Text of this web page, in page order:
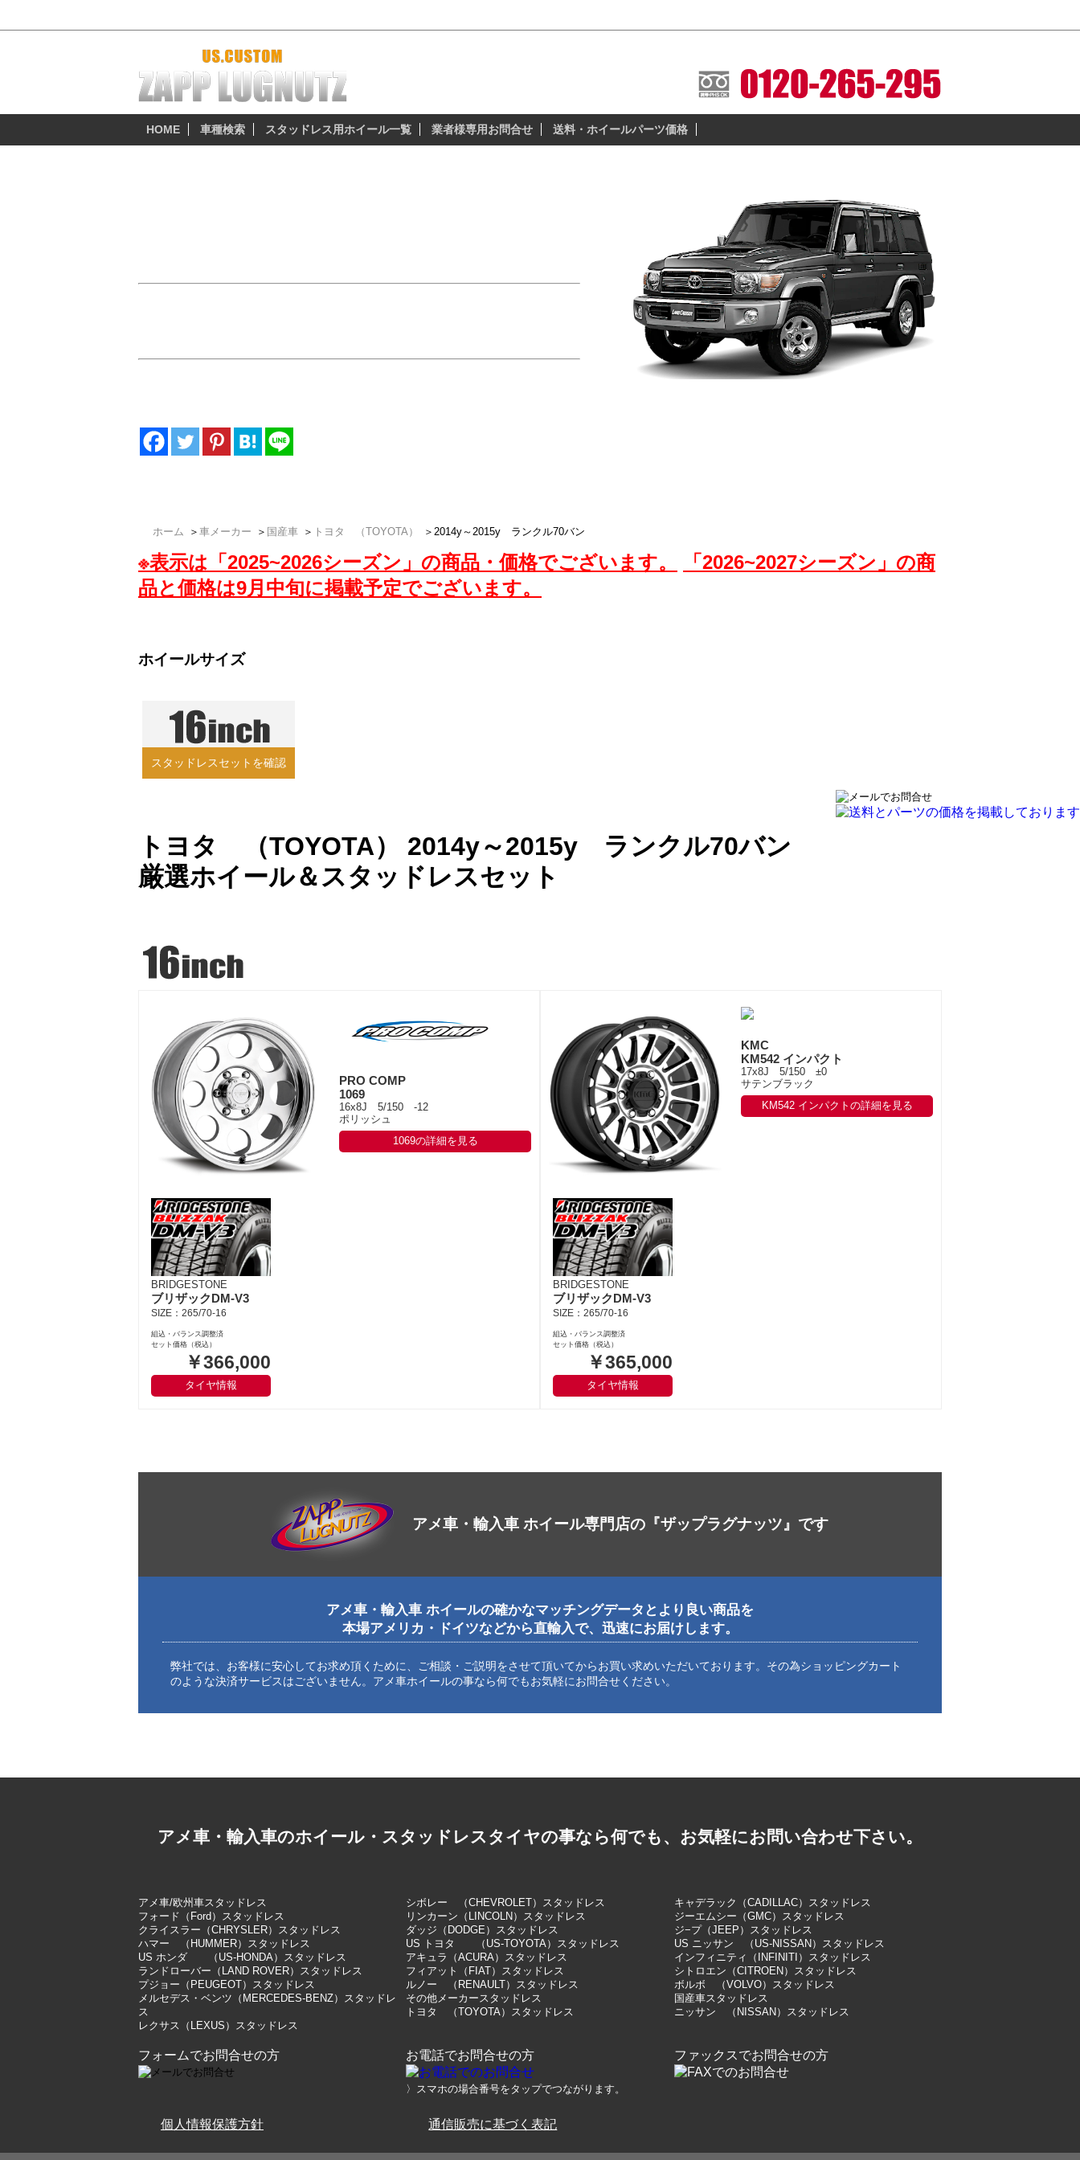
HOME 車種検索 スタッドレス用ホイール一覧 業者様専用お問合せ 送料・ホイールパーツ価格
ホーム ＞ 車メーカー ＞ 国産車 ＞ トヨタ （TOYOTA） ＞ 2014y～2015y ランクル70バン
※表示は「2025~2026シーズン」の商品・価格でございます。
「2026~2027シーズン」の商
品と価格は9月中旬に掲載予定でございます。
ホイールサイズ
スタッドレスセットを確認
トヨタ （TOYOTA） 2014y～2015y ランクル70バン
厳選ホイール＆スタッドレスセット
PRO COMP
1069
16x8J 5/150 -12
ポリッシュ
1069の詳細を見る
BRIDGESTONE
ブリザックDM-V3
SIZE：265/70-16
組込・バランス調整済
セット価格（税込）
￥366,000
タイヤ情報
KMC
KM542 インパクト
17x8J 5/150 ±0
サテンブラック
KM542 インパクトの詳細を見る
BRIDGESTONE
ブリザックDM-V3
SIZE：265/70-16
組込・バランス調整済
セット価格（税込）
￥365,000
タイヤ情報
アメ車・輸入車 ホイール専門店の『ザップラグナッツ』です
アメ車・輸入車 ホイールの確かなマッチングデータとより良い商品を
本場アメリカ・ドイツなどから直輸入で、迅速にお届けします。
弊社では、お客様に安心してお求め頂くために、ご相談・ご説明をさせて頂いてからお買い求めいただいております。その為ショッピングカート
のような決済サービスはございません。アメ車ホイールの事なら何でもお気軽にお問合せください。
アメ車・輸入車のホイール・スタッドレスタイヤの事なら何でも、お気軽にお問い合わせ下さい。
アメ車/欧州車スタッドレス シボレー （CHEVROLET）スタッドレス
キャデラック（CADILLAC）スタッドレス
フォード（Ford）スタッドレス
リンカーン（LINCOLN）スタッドレス
ジーエムシー（GMC）スタッドレス
クライスラー（CHRYSLER）スタッドレス
ダッジ（DODGE）スタッドレス
ジ−プ（JEEP）スタッドレス
ハマー （HUMMER）スタッドレス
US トヨタ （US-TOYOTA）スタッドレス
US ニッサン （US-NISSAN）スタッドレス
US ホンダ （US-HONDA）スタッドレス
アキュラ（ACURA）スタッドレス
インフィニティ（INFINITI）スタッドレス
ランドローバー（LAND ROVER）スタッドレス
フィアット（FIAT）スタッドレス
シトロエン（CITROEN）スタッドレス
プジョー（PEUGEOT）スタッドレス
ルノー （RENAULT）スタッドレス
ボルボ （VOLVO）スタッドレス
メルセデス・ベンツ（MERCEDES-BENZ）スタッドレ
ス
その他メーカースタッドレス
国産車スタッドレス
トヨタ （TOYOTA）スタッドレス
ニッサン （NISSAN）スタッドレス
レクサス（LEXUS）スタッドレス
フォームでお問合せの方 お電話でお問合せの方
〉スマホの場合番号をタップでつながります。
ファックスでお問合せの方
個人情報保護方針 通信販売に基づく表記